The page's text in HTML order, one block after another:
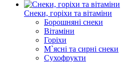
Снеки, горіхи та вітаміни
Борошняні снеки
Вітаміни
Горіхи
М`ясні та сирні снеки
Сухофрукти